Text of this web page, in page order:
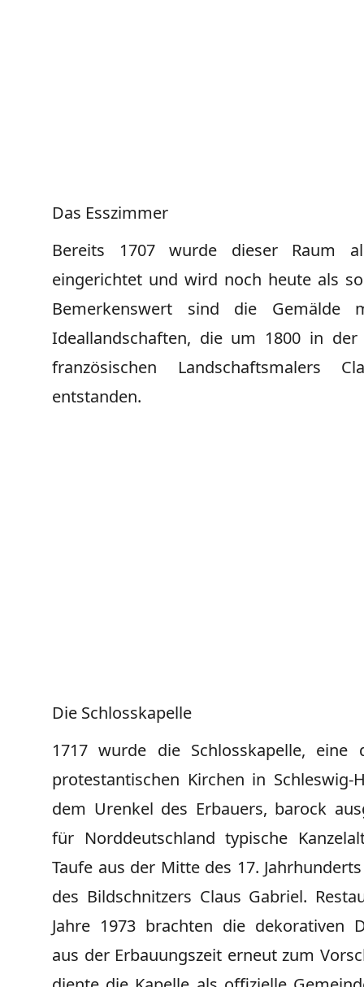
Das Esszimmer
Bereits 1707 wurde dieser Raum
eingerichtet und wird noch heute als
Bemerkenswert sind die Gemälde
Ideallandschaften, die um 1800 in der
französischen Landschaftsmalers
entstanden.
Die Schlosskapelle
1717 wurde die Schlosskapelle, eine
protestantischen Kirchen in Schleswig-
dem Urenkel des Erbauers, barock
für Norddeutschland typische
Taufe aus der Mitte des 17.
des Bildschnitzers Claus Gabriel.
Jahre 1973 brachten die dekorativen
aus der Erbauungszeit erneut zum